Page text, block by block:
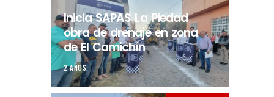
Inicia SAPAS La Piedad
obra de drenaje en zona
de El Camichín
2 AÑOS.